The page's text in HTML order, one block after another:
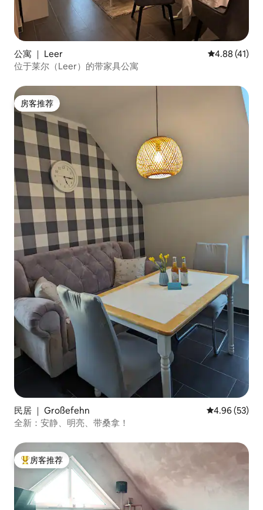
公寓 ｜ Leer 平均评分
4.88 (41)
位于莱尔（Leer）的带家具公寓
房客推荐
房客推荐
民居 ｜ Großefehn 平均评分
4.96 (53)
全新：安静、明亮、带桑拿！
热门「房客推荐」
房客推荐